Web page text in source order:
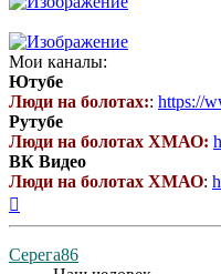
Мои каналы:
Ютубе
Люди на болотах:: https://
Рутубе
Люди на болотах ХМАО:
ВК Видео
Люди на болотах ХМАО:
Серега86